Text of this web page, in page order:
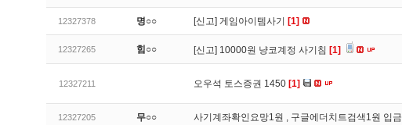
12327378 명○○ [신고] 게임아이템사기 [1]
12327265 힘○○ [신고] 10000원 냥코계정 사기침 [1]
12327211 오우석 토스증권 1450 [1]
12327205 무○○ 사기계좌확인요망1원 , 구글에더치트검색1원 입금